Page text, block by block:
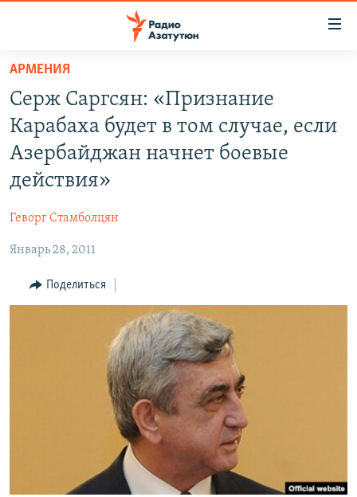
Перейти
основному
содержанию
Перейти
основной
Перейти
НОВОСТИ
ПОЛИТИКА
ОБЩЕСТВО
РЕГИОН
НАГОРНЫЙ КАРАБАХ
КУЛЬТУРА
Все сайты Радио Азатутюн
АРМЕНИЯ
Серж Саргсян: «Признание
Карабаха будет в том случае, если
Азербайджан начнет боевые
действия»
Геворг Стамболцян
Январь 28, 2011
Поделиться